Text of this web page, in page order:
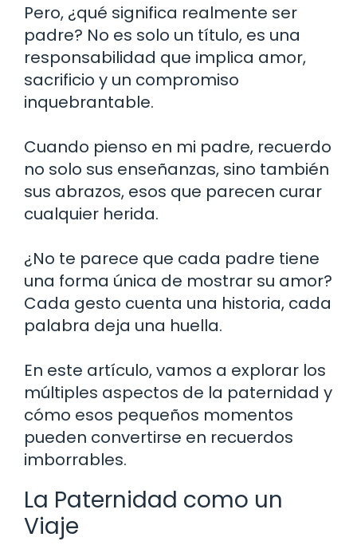
Pero, ¿qué significa realmente ser
padre? No es solo un título, es una
responsabilidad que implica amor,
sacrificio y un compromiso
inquebrantable.
Cuando pienso en mi padre, recuerdo
no solo sus enseñanzas, sino también
sus abrazos, esos que parecen curar
cualquier herida.
¿No te parece que cada padre tiene
una forma única de mostrar su amor?
Cada gesto cuenta una historia, cada
palabra deja una huella.
En este artículo, vamos a explorar los
múltiples aspectos de la paternidad y
cómo esos pequeños momentos
pueden convertirse en recuerdos
imborrables.
La Paternidad como un
Viaje